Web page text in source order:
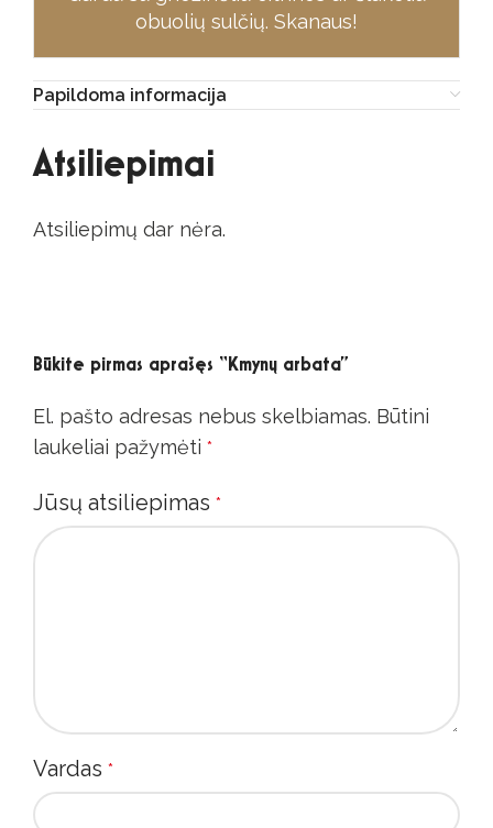
obuolių sulčių. Skanaus!
Papildoma informacija
Atsiliepimai
Atsiliepimų dar nėra.
Būkite pirmas aprašęs “Kmynų arbata”
El. pašto adresas nebus skelbiamas. Būtini
laukeliai pažymėti *
Jūsų atsiliepimas *
Vardas *
Alternative: